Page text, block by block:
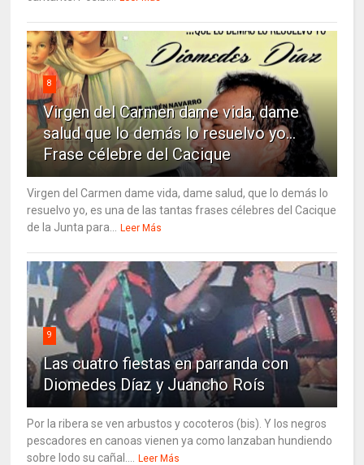
8
Virgen del Carmen dame vida, dame
salud que lo demás lo resuelvo yo…
Frase célebre del Cacique
Virgen del Carmen dame vida, dame salud, que lo demás lo
resuelvo yo, es una de las tantas frases célebres del Cacique
de la Junta para...
Leer Más
9
Las cuatro fiestas en parranda con
Diomedes Díaz y Juancho Roís
Por la ribera se ven arbustos y cocoteros (bis). Y los negros
pescadores en canoas vienen ya como lanzaban hundiendo
sobre lodo su cañal....
Leer Más